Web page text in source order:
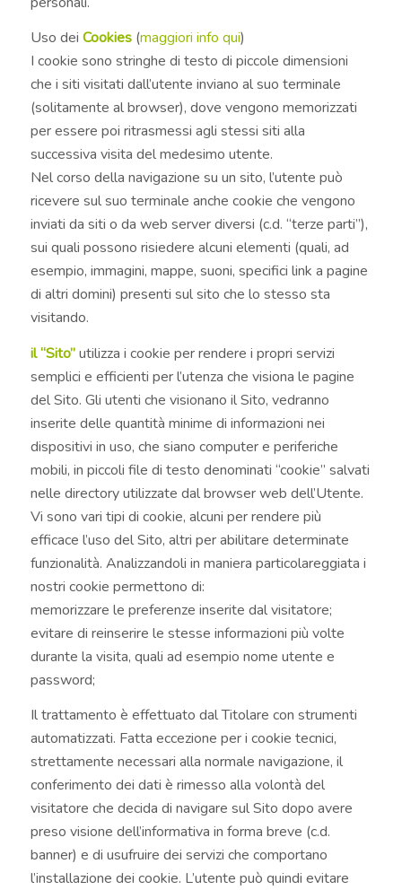
Uso dei Cookies (maggiori info qui)
I cookie sono stringhe di testo di piccole dimensioni
che i siti visitati dall’utente inviano al suo terminale
(solitamente al browser), dove vengono memorizzati
per essere poi ritrasmessi agli stessi siti alla
successiva visita del medesimo utente.
Nel corso della navigazione su un sito, l’utente può
ricevere sul suo terminale anche cookie che vengono
inviati da siti o da web server diversi (c.d. “terze parti”),
sui quali possono risiedere alcuni elementi (quali, ad
esempio, immagini, mappe, suoni, specifici link a pagine
di altri domini) presenti sul sito che lo stesso sta
visitando.
il “Sito”utilizza i cookie per rendere i propri servizi
semplici e efficienti per l’utenza che visiona le pagine
del Sito. Gli utenti che visionano il Sito, vedranno
inserite delle quantità minime di informazioni nei
dispositivi in uso, che siano computer e periferiche
mobili, in piccoli file di testo denominati “cookie” salvati
nelle directory utilizzate dal browser web dell’Utente.
Vi sono vari tipi di cookie, alcuni per rendere più
efficace l’uso del Sito, altri per abilitare determinate
funzionalità. Analizzandoli in maniera particolareggiata i
nostri cookie permettono di:
memorizzare le preferenze inserite dal visitatore;
evitare di reinserire le stesse informazioni più volte
durante la visita, quali ad esempio nome utente e
password;
Il trattamento è effettuato dal Titolare con strumenti
automatizzati. Fatta eccezione per i cookie tecnici,
strettamente necessari alla normale navigazione, il
conferimento dei dati è rimesso alla volontà del
visitatore che decida di navigare sul Sito dopo avere
preso visione dell’informativa in forma breve (c.d.
banner) e di usufruire dei servizi che comportano
l’installazione dei cookie. L’utente può quindi evitare